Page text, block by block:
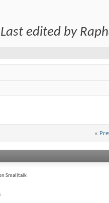
Last edited by
«
Smalltalk